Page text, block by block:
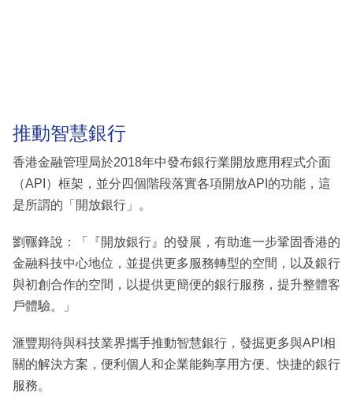
推動智慧銀行
香港金融管理局於2018年中發布銀行業開放應用程式介面
（API）框架，並分四個階段落實各項開放API的功能，這
是所謂的「開放銀行」。
劉囅鋒說：「『開放銀行』的發展，有助進一步鞏固香港的
金融科技中心地位，並提供更多服務轉型的空間，以及銀行
與初創合作的空間，以提供更簡便的銀行服務，提升整體客
戶體驗。」
滙豐期待與科技業界攜手推動智慧銀行，發掘更多與API相
關的解決方案，便利個人和企業能夠享用方便、快捷的銀行
服務。